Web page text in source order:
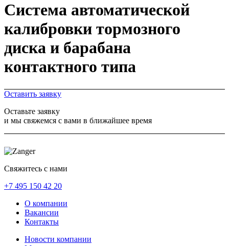
Система автоматической
калибровки тормозного
диска и барабана
контактного типа
Оставить заявку
Оставьте заявку
и мы свяжемся с вами в ближайшее время
Свяжитесь с нами
+7 495 150 42 20
О компании
Вакансии
Контакты
Новости компании